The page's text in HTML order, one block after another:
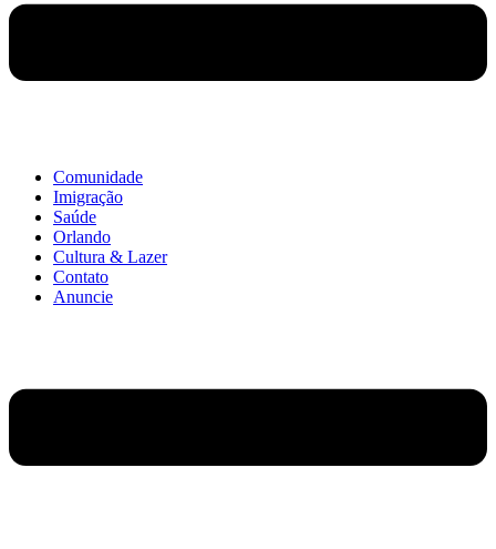
Comunidade
Imigração
Saúde
Orlando
Cultura & Lazer
Contato
Anuncie